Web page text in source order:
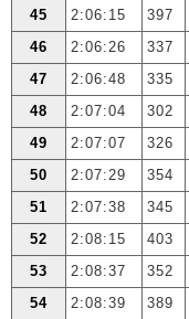
45
2:06:15 397
46
2:06:26 337
47
2:06:48 335
48
2:07:04 302
49
2:07:07 326
50
2:07:29 354
51
2:07:38 345
52
2:08:15 403
53
2:08:37 352
54
2:08:39 389